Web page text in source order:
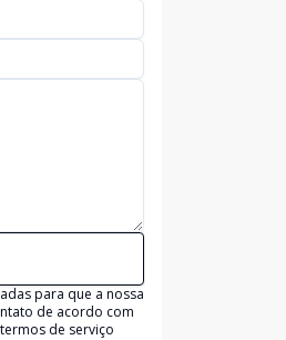
para que a nossa
de acordo com
de serviço